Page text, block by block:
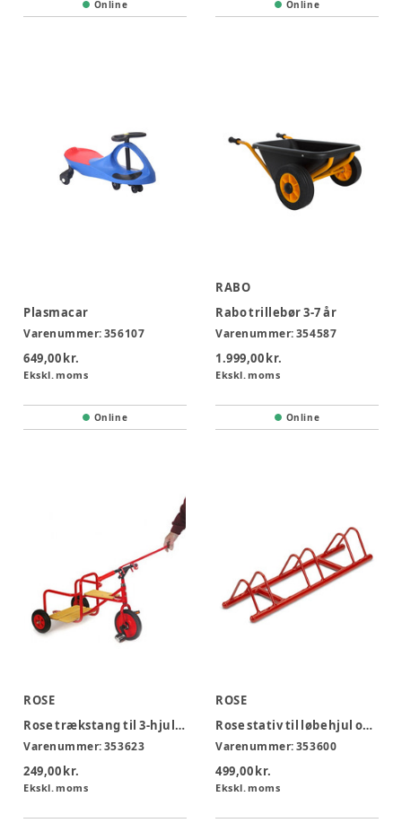
Online Online
Plasmacar
Varenummer:356107
649,00 kr.
Ekskl. moms
Online
RABO
Rabo trillebør 3-7 år
Varenummer:354587
1.999,00 kr.
Ekskl. moms
Online
ROSE
Rose trækstang til 3-hjulet cykel
Varenummer:353623
249,00 kr.
Ekskl. moms
ROSE
Rose stativ til løbehjul og 2-hjulet cykler
Varenummer:353600
499,00 kr.
Ekskl. moms